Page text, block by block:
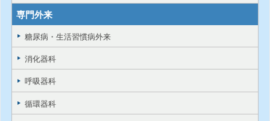
専門外来
糖尿病・生活習慣病外来
消化器科
呼吸器科
循環器科